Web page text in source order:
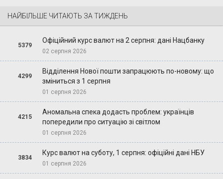
НАЙБІЛЬШЕ ЧИТАЮТЬ ЗА ТИЖДЕНЬ
5379
Офіційний курс валют на 2 серпня: дані Нацбанку
02 серпня 2026
4299
Відділення Нової пошти запрацюють по-новому: що
зміниться з 1 серпня
01 серпня 2026
4215
Аномальна спека додасть проблем: українців
попередили про ситуацію зі світлом
01 серпня 2026
3834
Курс валют на суботу, 1 серпня: офіційні дані НБУ
01 серпня 2026